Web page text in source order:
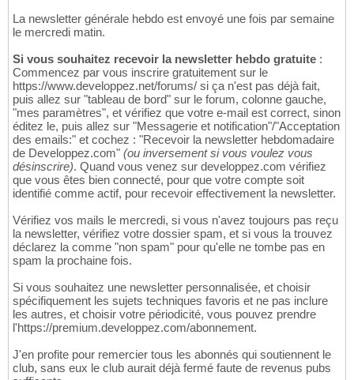
La newsletter générale hebdo est envoyé une fois par semaine
le mercredi matin.
Si vous souhaitez recevoir la newsletter hebdo gratuite :
Commencez par vous inscrire gratuitement sur le
https://www.developpez.net/forums/ si ça n'est pas déjà fait,
puis allez sur "tableau de bord" sur le forum, colonne gauche,
"mes paramètres", et vérifiez que votre e-mail est correct, sinon
éditez le, puis allez sur "Messagerie et notification"/"Acceptation
des emails:" et cochez : "Recevoir la newsletter hebdomadaire
de Developpez.com" (ou inversement si vous voulez vous
désinscrire). Quand vous venez sur developpez.com vérifiez
que vous êtes bien connecté, pour que votre compte soit
identifié comme actif, pour recevoir effectivement la newsletter.
Vérifiez vos mails le mercredi, si vous n'avez toujours pas reçu
la newsletter, vérifiez votre dossier spam, et si vous la trouvez
déclarez la comme "non spam" pour qu'elle ne tombe pas en
spam la prochaine fois.
Si vous souhaitez une newsletter personnalisée, et choisir
spécifiquement les sujets techniques favoris et ne pas inclure
les autres, et choisir votre périodicité, vous pouvez prendre
l'https://premium.developpez.com/abonnement.
J'en profite pour remercier tous les abonnés qui soutiennent le
club, sans eux le club aurait déjà fermé faute de revenus pubs